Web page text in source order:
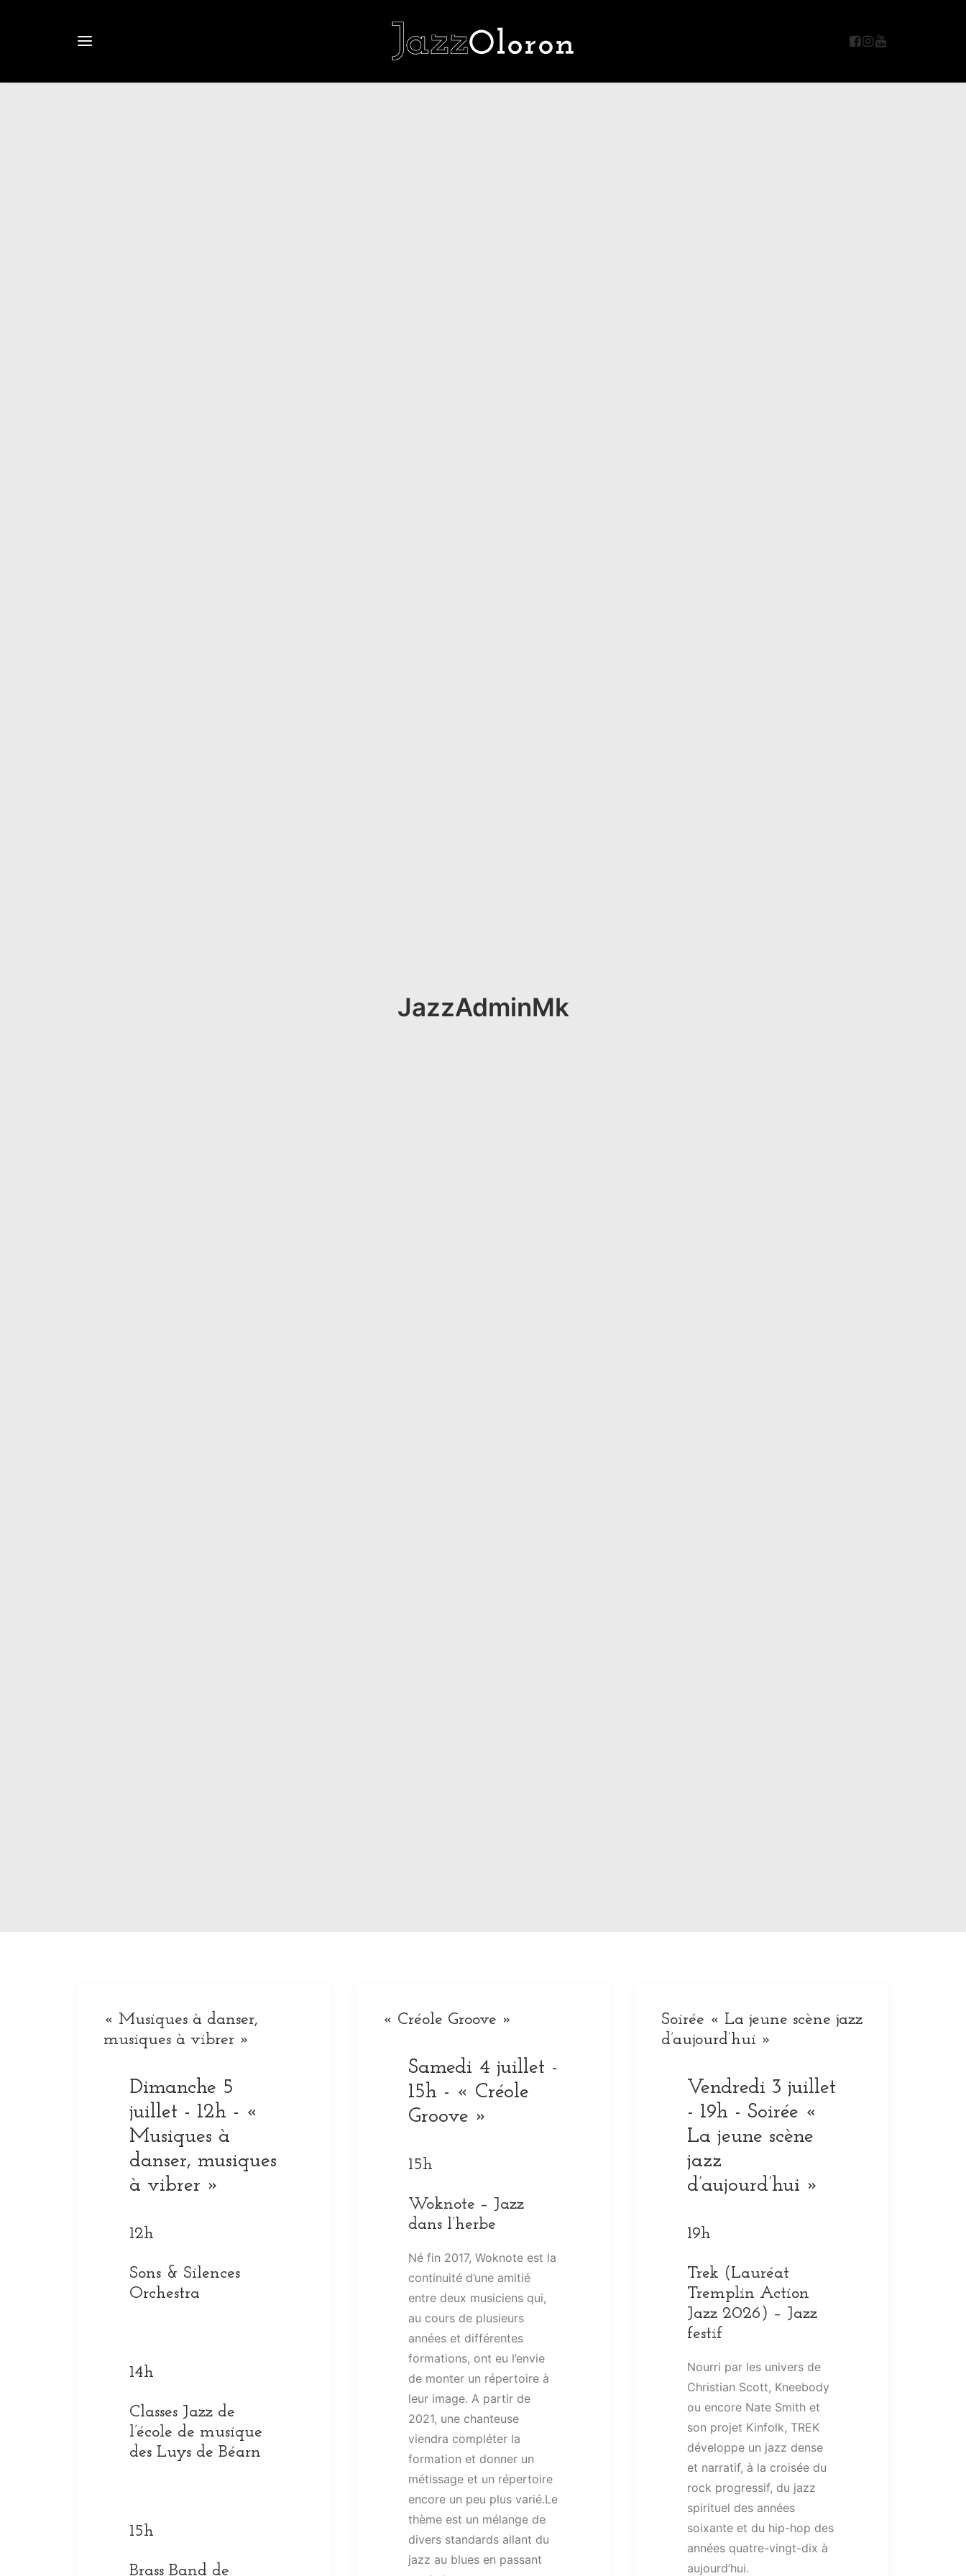
JazzAdminMk
« Musiques à danser,
musiques à vibrer »
Dimanche 5
juillet - 12h - «
Musiques à
danser, musiques
à vibrer »
12h
Sons & Silences
Orchestra
14h
Classes Jazz de
l’école de musique
des Luys de Béarn
15h
Brass Band de
« Créole Groove »
Samedi 4 juillet -
15h - « Créole
Groove »
15h
Woknote – Jazz
dans l’herbe
Né fin 2017, Woknote est la
continuité d’une amitié
entre deux musiciens qui,
au cours de plusieurs
années et différentes
formations, ont eu l’envie
de monter un répertoire à
leur image. A partir de
2021, une chanteuse
viendra compléter la
formation et donner un
métissage et un répertoire
encore un peu plus varié.Le
thème est un mélange de
divers standards allant du
jazz au blues en passant
Soirée « La jeune scène jazz
d’aujourd’hui »
Vendredi 3 juillet
- 19h - Soirée «
La jeune scène
jazz
d’aujourd’hui »
19h
Trek (Lauréat
Tremplin Action
Jazz 2026) – Jazz
festif
Nourri par les univers de
Christian Scott, Kneebody
ou encore Nate Smith et
son projet Kinfolk, TREK
développe un jazz dense
et narratif, à la croisée du
rock progressif, du jazz
spirituel des années
soixante et du hip-hop des
années quatre-vingt-dix à
aujourd’hui.